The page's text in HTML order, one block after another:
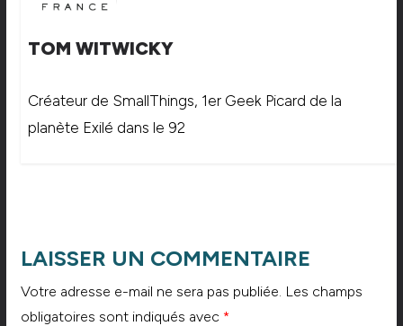
TOM WITWICKY
Créateur de SmallThings, 1er Geek Picard de la
planète Exilé dans le 92
LAISSER UN COMMENTAIRE
Votre adresse e-mail ne sera pas publiée. Les champs
obligatoires sont indiqués avec *